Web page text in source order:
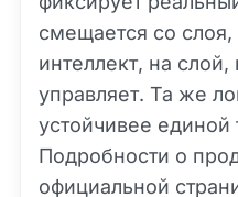
смещается со
интеллект, на
управляет. Та же
устойчивее единой
Подробности о
официальной